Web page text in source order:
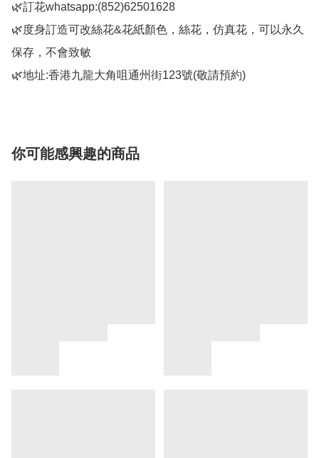
🌿訂花whatsapp:(852)62501628
🌿度身訂造可改絲花&花紙顏色，絲花，仿真花，可以永久
保存，不會致敏
🌿地址:香港九龍大角咀通州街123號(敬請預約)
你可能感興趣的商品